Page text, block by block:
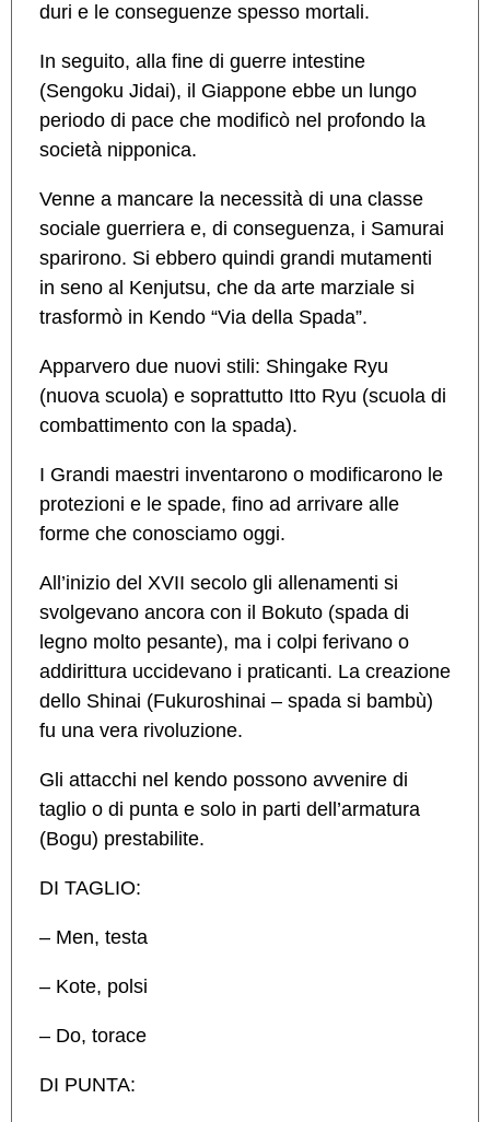
duri e le conseguenze spesso mortali.
In seguito, alla fine di guerre intestine
(Sengoku Jidai), il Giappone ebbe un lungo
periodo di pace che modificò nel profondo la
società nipponica.
Venne a mancare la necessità di una classe
sociale guerriera e, di conseguenza, i Samurai
sparirono. Si ebbero quindi grandi mutamenti
in seno al Kenjutsu, che da arte marziale si
trasformò in Kendo “Via della Spada”.
Apparvero due nuovi stili: Shingake Ryu
(nuova scuola) e soprattutto Itto Ryu (scuola di
combattimento con la spada).
I Grandi maestri inventarono o modificarono le
protezioni e le spade, fino ad arrivare alle
forme che conosciamo oggi.
All’inizio del XVII secolo gli allenamenti si
svolgevano ancora con il Bokuto (spada di
legno molto pesante), ma i colpi ferivano o
addirittura uccidevano i praticanti. La creazione
dello Shinai (Fukuroshinai – spada si bambù)
fu una vera rivoluzione.
Gli attacchi nel kendo possono avvenire di
taglio o di punta e solo in parti dell’armatura
(Bogu) prestabilite.
DI TAGLIO:
– Men, testa
– Kote, polsi
– Do, torace
DI PUNTA: